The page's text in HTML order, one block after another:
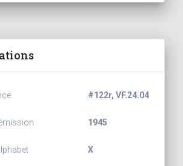
#122r, VF.24.04
1945
X